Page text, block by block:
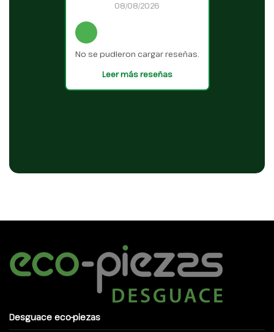
08/08/2026
No se pudieron cargar reseñas.
Leer más reseñas
Desguace eco-piezas